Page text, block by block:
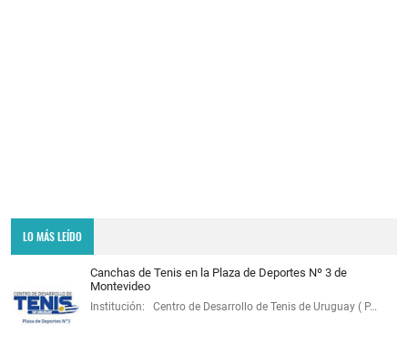
LO MÁS LEÍDO
Canchas de Tenis en la Plaza de Deportes Nº 3 de
Montevideo
Institución: Centro de Desarrollo de Tenis de Uruguay ( P…